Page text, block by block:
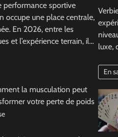
performance sportive
occupe une place centrale,
En 2026, entre les
et l’expérience terrain, il…
la musculation peut
votre perte de poids
luxe,
En